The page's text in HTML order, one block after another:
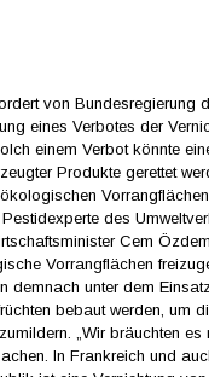
von Bundesregierung
eines Verbotes der
einem Verbot könnte
Produkte gerettet
Pestidexperte des
Cem
Vorrangflächen
demnach unter dem
bebaut werden, um
„Wir bräuchten es
In Frankreich und